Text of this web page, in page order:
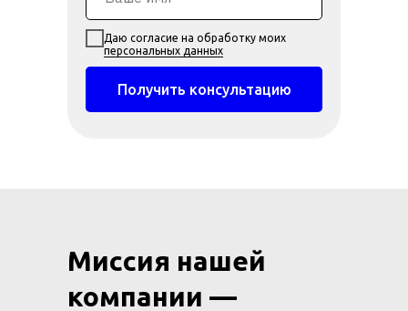
Даю согласие на обработку моих
персональных данных
Получить консультацию
Миссия нашей
компании —